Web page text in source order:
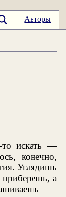
Авторы
искать —
конечно,
Углядишь
приберешь, а
—